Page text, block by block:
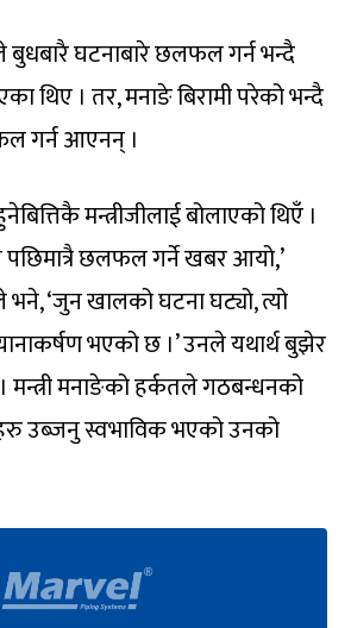
बुधबारै घटनाबारे छलफल गर्न भन्दै
थिए । तर, मनाङे बिरामी परेको भन्दै
गर्न आएनन् ।
मन्त्रीजीलाई बोलाएको थिएँ ।
पछिमात्रै छलफल गर्ने खबर आयो,’
भने, ‘जुन खालको घटना घट्यो, त्यो
भएको छ ।’ उनले यथार्थ बुझेर
मन्त्री मनाङेको हर्कतले गठबन्धनको
उब्जनु स्वभाविक भएको उनको